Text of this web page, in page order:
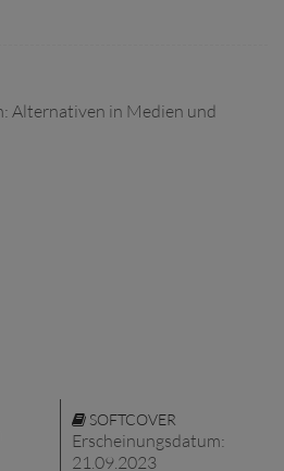
SOFTCOVER
Erscheinungsdatum:
21.09.2023